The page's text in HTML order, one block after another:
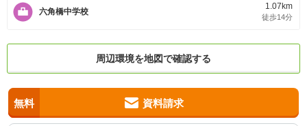
六角橋中学校
1.07km
徒歩14分
周辺環境を地図で確認する
無料 資料請求